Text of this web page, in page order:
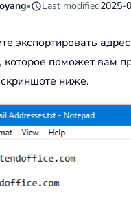
• Last modified2025-
экспортировать
которое поможет вам
ниже.